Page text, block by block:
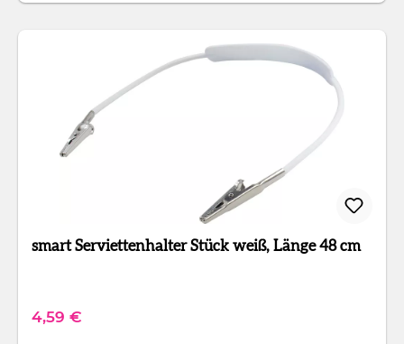
smart Serviettenhalter Stück weiß, Länge 48 cm
Regulärer Preis:
4,59 €